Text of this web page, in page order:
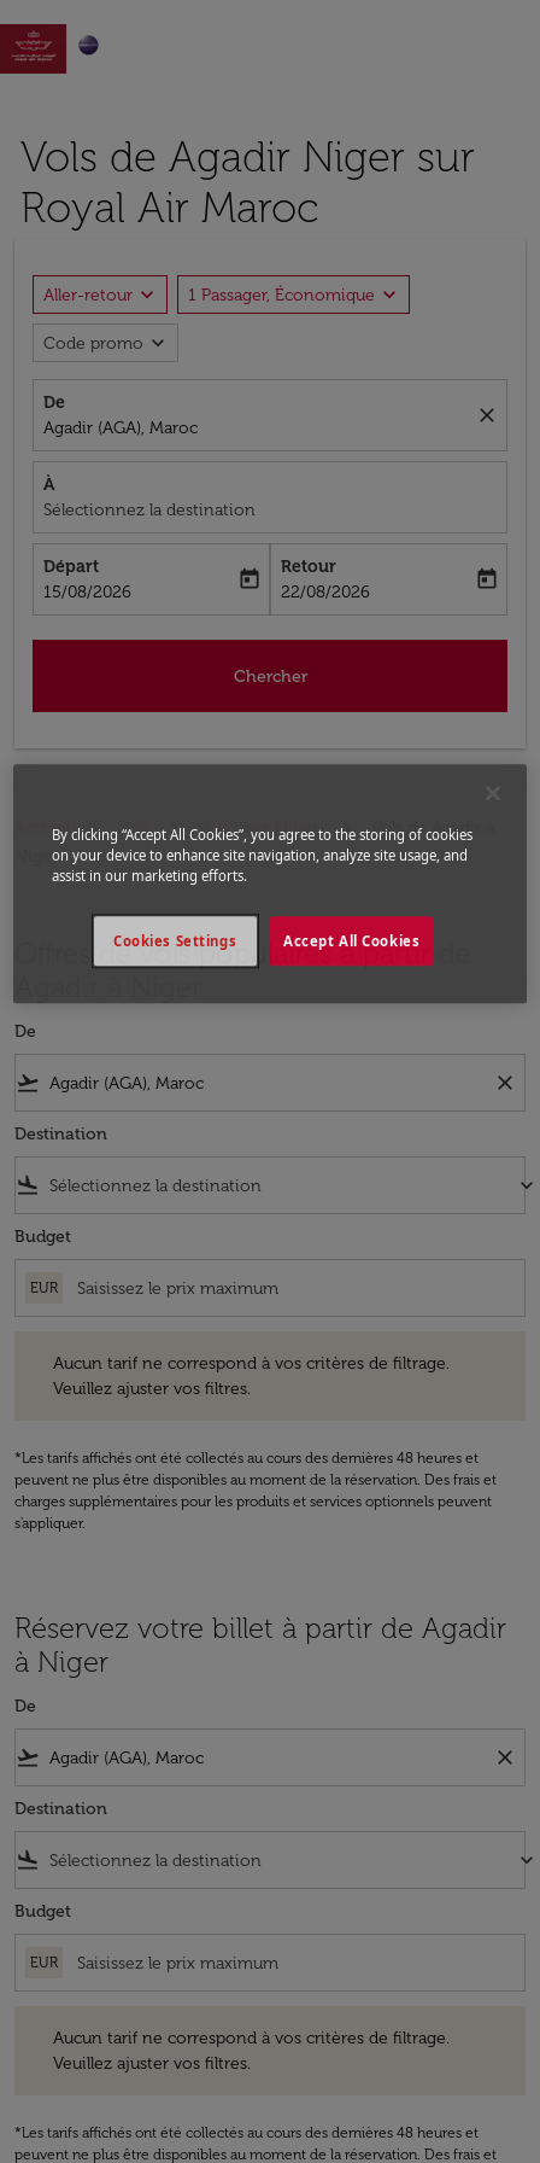

Vols de Agadir Niger sur
Royal Air Maroc
Aller-retour expand_more 1 Passager, Économique expand_more
Code promo expand_more
De
Agadir (AGA), Maroc
close
À
Sélectionnez la destination
Départ
fc-booking-departure-date-aria-label
15/08/2026
today
Retour
fc-booking-return-date-aria-label
22/08/2026
today
Chercher
Accueil Vols Vols pour Niger
Vols de Agadir a
Niger
Offres de vols populaires à partir de
De
flight_takeoff close
Destination
flight_land keyboard_arrow_down
Budget
EUR
Aucun tarif ne correspond à vos critères de filtrage.
Veuillez ajuster vos filtres.
*Les tarifs affichés ont été collectés au cours des dernières 48 heures et
peuvent ne plus être disponibles au moment de la réservation. Des frais et
charges supplémentaires pour les produits et services optionnels peuvent
s'appliquer.
Réservez votre billet à partir de Agadir
à Niger
De
flight_takeoff close
Destination
flight_land keyboard_arrow_down
Budget
EUR
Aucun tarif ne correspond à vos critères de filtrage.
Veuillez ajuster vos filtres.
*Les tarifs affichés ont été collectés au cours des dernières 48 heures et
peuvent ne plus être disponibles au moment de la réservation. Des frais et
By clicking “Accept All Cookies”, you agree to the storing of cookies
on your device to enhance site navigation, analyze site usage, and
assist in our marketing efforts.
Accept All Cookies
Cookies Settings